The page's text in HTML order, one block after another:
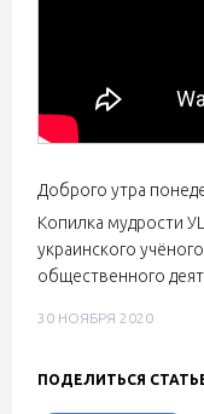
Доброго утра
Копилка мудрости
украинского
общественного
30 НОЯБРЯ 2020
ПОДЕЛИТЬСЯ